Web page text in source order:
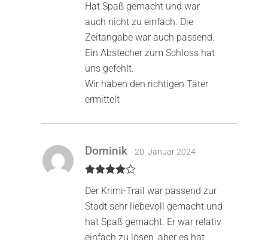
mit4von
5
Hat Spaß gemacht und war
auch nicht zu einfach. Die
Zeitangabe war auch passend.
Ein Abstecher zum Schloss hat
uns gefehlt.
Wir haben den richtigen Täter
ermittelt
mit 4von
5
Dominik 20. Januar 2024
Der Krimi-Trail war passend zur
Stadt sehr liebevoll gemacht und
hat Spaß gemacht. Er war relativ
einfach zu lösen, aber es hat